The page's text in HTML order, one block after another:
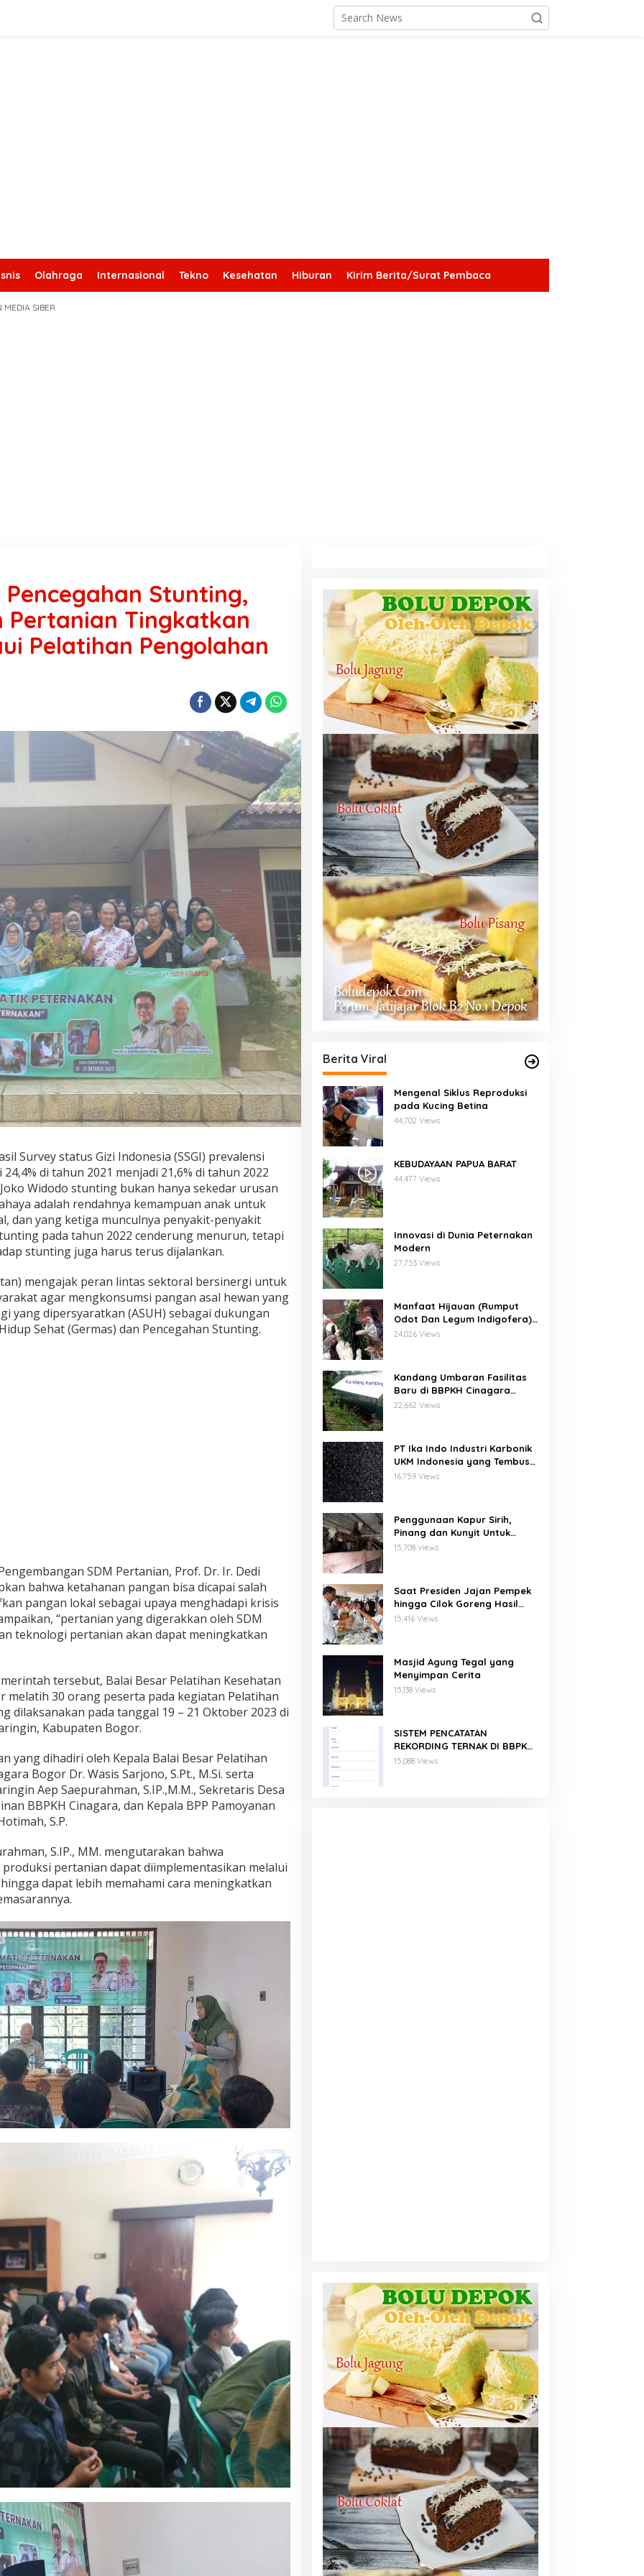
Olahraga Internasional Tekno Kesehatan Hiburan Kirim Berita/Surat Pembaca
MEDIA SIBER
Stunting,
Pertanian Tingkatkan
Pelatihan Pengolahan
Survey status Gizi Indonesia (SSGI) prevalensi
di tahun 2021 menjadi 21,6% di tahun 2022
Widodo stunting bukan hanya sekedar urusan
adalah rendahnya kemampuan anak untuk
dan yang ketiga munculnya penyakit-penyakit
pada tahun 2022 cenderung menurun, tetapi
stunting juga harus terus dijalankan.
mengajak peran lintas sektoral bersinergi untuk
agar mengkonsumsi pangan asal hewan yang
yang dipersyaratkan (ASUH) sebagai dukungan
Sehat (Germas) dan Pencegahan Stunting.
SDM Pertanian, Prof. Dr. Ir. Dedi
bahwa ketahanan pangan bisa dicapai salah
pangan lokal sebagai upaya menghadapi krisis
“pertanian yang digerakkan oleh SDM
teknologi pertanian akan dapat meningkatkan
tersebut, Balai Besar Pelatihan Kesehatan
melatih 30 orang peserta pada kegiatan Pelatihan
dilaksanakan pada tanggal 19 – 21 Oktober 2023 di
Kabupaten Bogor.
yang dihadiri oleh Kepala Balai Besar Pelatihan
Bogor Dr. Wasis Sarjono, S.Pt., M.Si. serta
Aep Saepurahman, S.IP.,M.M., Sekretaris Desa
BBPKH Cinagara, dan Kepala BPP Pamoyanan
S.P.
S.IP., MM. mengutarakan bahwa
pertanian dapat diimplementasikan melalui
dapat lebih memahami cara meningkatkan
Berita Viral
Mengenal Siklus Reproduksi
pada Kucing Betina
44,702 Views
KEBUDAYAAN PAPUA BARAT
44,477 Views
Innovasi di Dunia Peternakan
Modern
27,753 Views
Manfaat Hijauan (Rumput
Odot Dan Legum Indigofera)
Untuk Ayam Buras Kub Dan
24,026 Views
Kandang Umbaran Fasilitas
Baru di BBPKH Cinagara
Bogor
22,662 Views
PT Ika Indo Industri Karbonik
UKM Indonesia yang Tembus
Pasar Global
16,759 Views
Penggunaan Kapur Sirih,
Pinang dan Kunyit Untuk
Pengobatan Penyakit Orf
15,708 Views
Saat Presiden Jajan Pempek
hingga Cilok Goreng Hasil
Binaan PNM Mekaar
15,416 Views
Masjid Agung Tegal yang
Menyimpan Cerita
15,138 Views
SISTEM PENCATATAN
REKORDING TERNAK DI BBPKH
MENGGUNAKAN GOOGLE FORM
15,088 Views